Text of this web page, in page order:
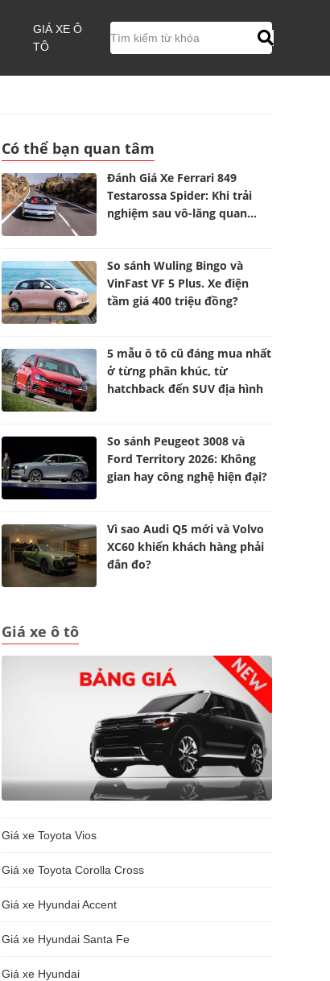
GIÁ XE Ô
TÔ
Có thể bạn quan tâm
Đánh Giá Xe Ferrari 849
Testarossa Spider: Khi trải
nghiệm sau vô-lăng quan
So sánh Wuling Bingo và
VinFast VF 5 Plus. Xe điện
tầm giá 400 triệu đồng?
5 mẫu ô tô cũ đáng mua nhất
ở từng phân khúc, từ
hatchback đến SUV địa hình
So sánh Peugeot 3008 và
Ford Territory 2026: Không
gian hay công nghệ hiện đại?
Vì sao Audi Q5 mới và Volvo
XC60 khiến khách hàng phải
đắn đo?
Giá xe ô tô
Giá xe Toyota Vios
Giá xe Toyota Corolla Cross
Giá xe Hyundai Accent
Giá xe Hyundai Santa Fe
Giá xe Hyundai